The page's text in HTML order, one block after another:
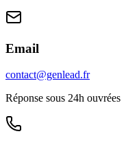
Email
contact@genlead.fr
Réponse sous 24h ouvrées